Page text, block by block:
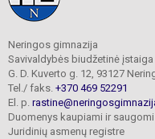
Neringos gimnazija
Savivaldybės biudžetinė įstaiga
G. D. Kuverto g. 12, 93127
Tel./ faks. +370 469 52291
El. p.
Duomenys kaupiami ir saugomi
Juridinių asmenų registre